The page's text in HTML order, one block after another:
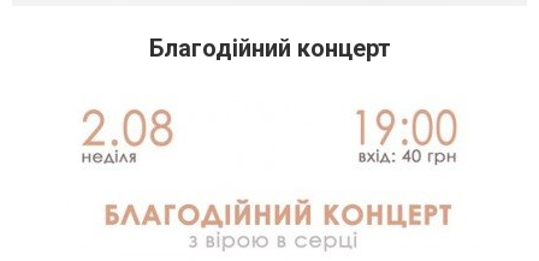
Благодійний концерт